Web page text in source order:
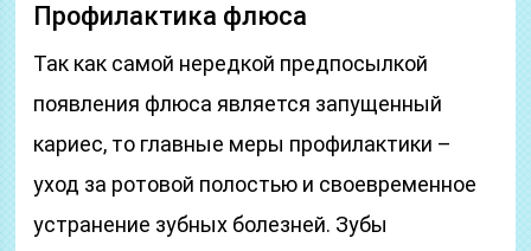
Профилактика флюса
Так как самой нередкой предпосылкой
появления флюса является запущенный
кариес, то главные меры профилактики –
уход за ротовой полостью и своевременное
устранение зубных болезней. Зубы